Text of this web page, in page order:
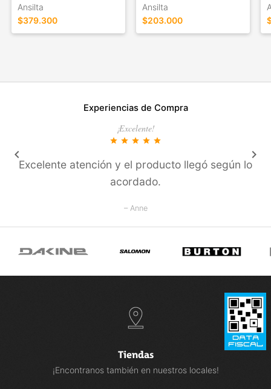
Ansilta
$379.300
Ansilta
$203.000
Experiencias de Compra
¡Excelente!
star star star star star
Excelente atención y el producto llegó según lo
acordado.
– Anne
keyboard_arrow_left keyboard_arrow_right
Tiendas
¡Encontranos también en nuestros locales!